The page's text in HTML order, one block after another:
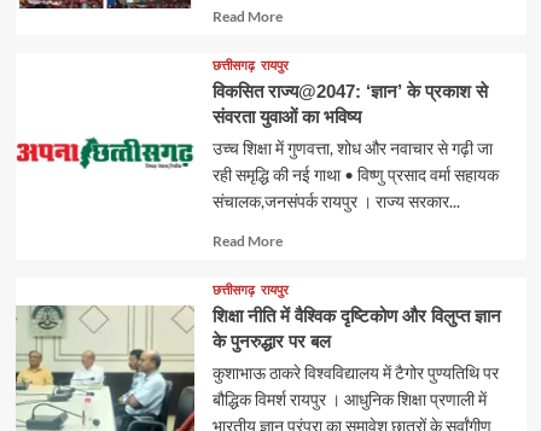
Read MoreRead
about
छत्तीसगढ़ रायपुर
विकसित राज्य@2047: ‘ज्ञान’ के प्रकाश से
संवरता युवाओं का भविष्य
उच्च शिक्षा में गुणवत्ता, शोध और नवाचार से गढ़ी जा
रही समृद्धि की नई गाथा • विष्णु प्रसाद वर्मा सहायक
संचालक,जनसंपर्क रायपुर । राज्य सरकार...
Read MoreRead
about
छत्तीसगढ़ रायपुर
शिक्षा नीति में वैश्विक दृष्टिकोण और विलुप्त ज्ञान
के पुनरुद्धार पर बल
कुशाभाऊ ठाकरे विश्वविद्यालय में टैगोर पुण्यतिथि पर
बौद्धिक विमर्श रायपुर । आधुनिक शिक्षा प्रणाली में
भारतीय ज्ञान परंपरा का समावेश छात्रों के सर्वांगीण